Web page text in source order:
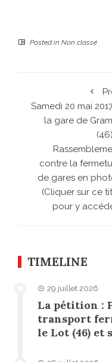
Posted in Non classé
Samedi 20 mai
la gare de
contre la
de gares en
(Cliquer sur ce
pour y
TIMELINE
29 juillet 2026
La pétition :
transport
le Lot (46) et